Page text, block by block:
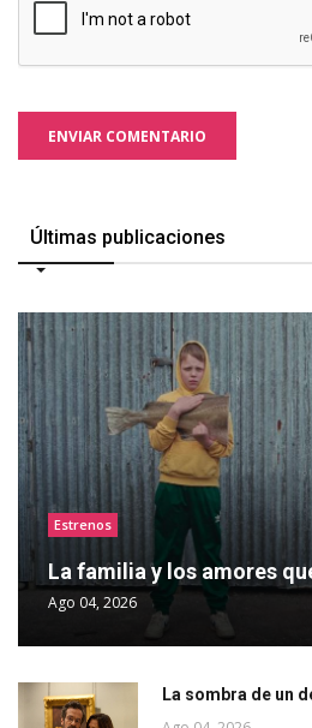
ENVIAR COMENTARIO
Últimas publicaciones
Estrenos
La familia y los amores
Ago 04, 2026
La sombra de un